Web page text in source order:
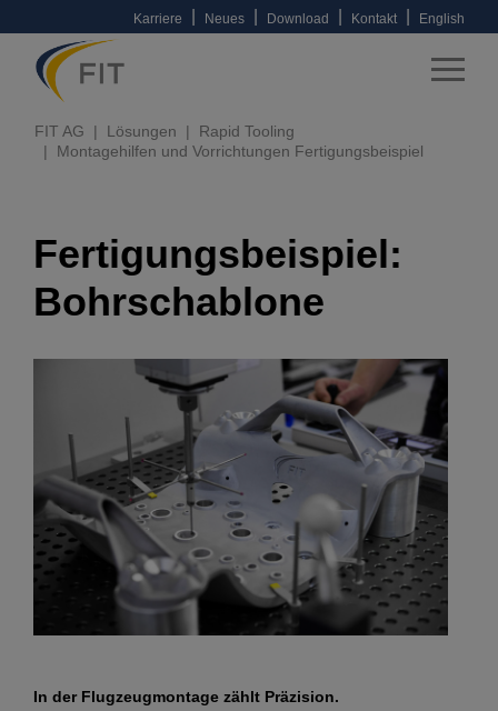
Karriere Neues Download Kontakt English
FIT AG Lösungen
Rapid Tooling
Montagehilfen und Vorrichtungen Fertigungsbeispiel
Fertigungsbeispiel:
Bohrschablone
In der Flugzeugmontage zählt Präzision.